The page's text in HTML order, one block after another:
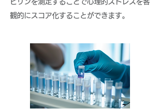
ピリンを測定することで心理的ストレスを客
観的にスコア化することができます。